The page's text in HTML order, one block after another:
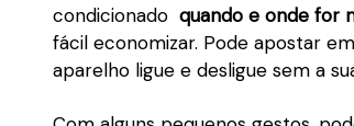
condicionado quando e onde for
fácil economizar. Pode apostar
aparelho ligue e desligue sem a